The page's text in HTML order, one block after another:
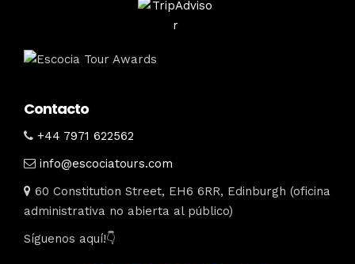
Contacto
+44 7971 622562
info@escociatours.com
60 Constitution Street, EH6 6RR, Edinburgh (oficina
administrativa no abierta al público)
Síguenos aquí!👇